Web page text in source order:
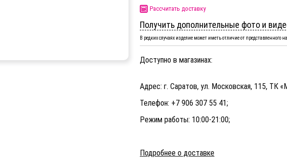
Рассчитать доставку
Получить дополнительные фото и
В редких случаях изделие может иметь отличие от представленного
Доступно в магазинах:
Адрес: г. Саратов, ул. Московская, 115, ТК
Телефон: +7 906 307 55 41;
Режим работы: 10:00-21:00;
Подробнее о доставке